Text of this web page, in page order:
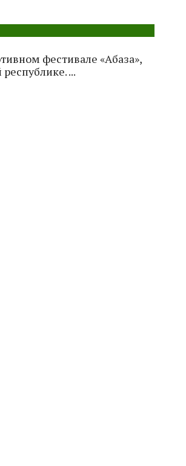
фестивале «Абаза»,
...